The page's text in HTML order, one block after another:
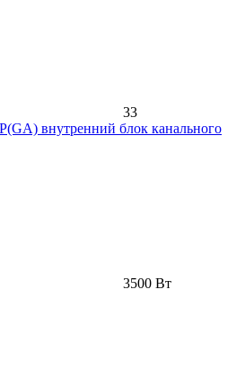
33
внутренний блок канального
3500 Вт